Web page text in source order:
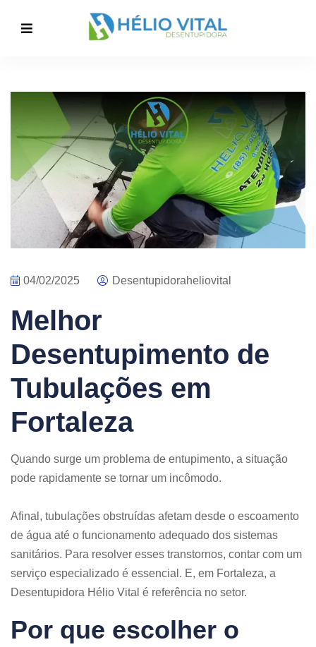
04/02/2025 Desentupidoraheliovital
Melhor
Desentupimento de
Tubulações em
Fortaleza
Quando surge um problema de entupimento, a situação
pode rapidamente se tornar um incômodo.
Afinal, tubulações obstruídas afetam desde o escoamento
de água até o funcionamento adequado dos sistemas
sanitários. Para resolver esses transtornos, contar com um
serviço especializado é essencial. E, em Fortaleza, a
Desentupidora Hélio Vital é referência no setor.
Por que escolher o